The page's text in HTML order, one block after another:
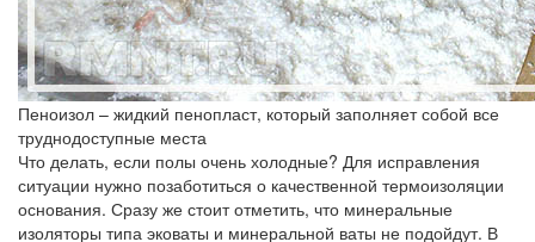
Пеноизол – жидкий пенопласт, который заполняет собой все
труднодоступные места
Что делать, если полы очень холодные? Для исправления
ситуации нужно позаботиться о качественной термоизоляции
основания. Сразу же стоит отметить, что минеральные
изоляторы типа эковаты и минеральной ваты не подойдут. В